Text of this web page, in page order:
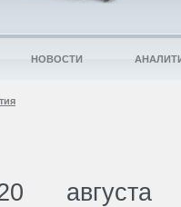
августа
НОВОСТИ